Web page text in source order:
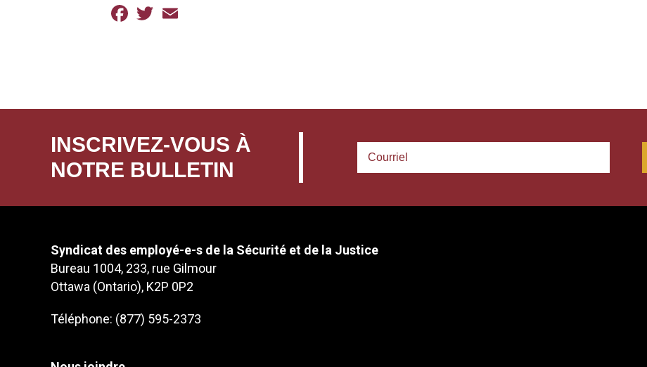
Facebook
Twitter
INSCRIVEZ-VOUS À
NOTRE BULLETIN
Syndicat des employé-e-s de la Sécurité et de la Justice
Bureau 1004, 233, rue Gilmour
Ottawa (Ontario), K2P 0P2
Téléphone: (877) 595-2373